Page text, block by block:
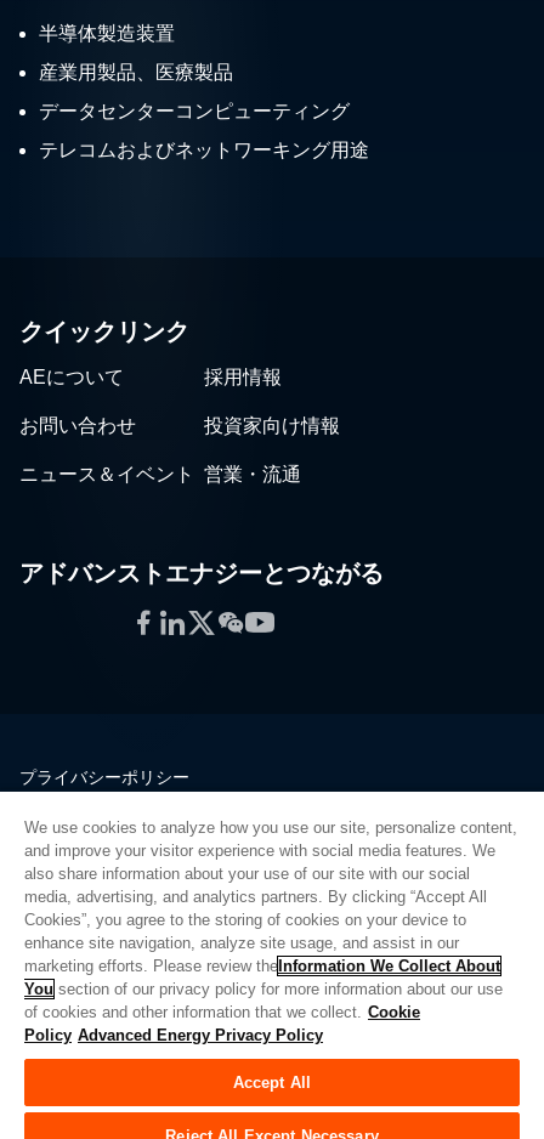
半導体製造装置
産業用製品、医療製品
データセンターコンピューティング
テレコムおよびネットワーキング用途
クイックリンク
AEについて 採用情報
お問い合わせ 投資家向け情報
ニュース＆イベント 営業・流通
アドバンストエナジーとつながる
Facebook
LinkedIn
Twitter
WeChat
YouTube
プライバシーポリシー
品質
サイトマップ
サプライヤーポータル
UK Modern Slavery Act
Privacy Preferences
Do Not Sell or Share My Personal Information
Limit the Use of My Sensitive Personal Information
© Copyright 2026 アドバンスドエナジー | ビルド 39545
We use cookies to analyze how you use our site, personalize content,
and improve your visitor experience with social media features. We
also share information about your use of our site with our social
media, advertising, and analytics partners. By clicking “Accept All
Cookies”, you agree to the storing of cookies on your device to
enhance site navigation, analyze site usage, and assist in our
marketing efforts. Please review the Information We Collect About
You section of our privacy policy for more information about our use
of cookies and other information that we collect. Cookie
Policy Advanced Energy Privacy Policy
Accept All